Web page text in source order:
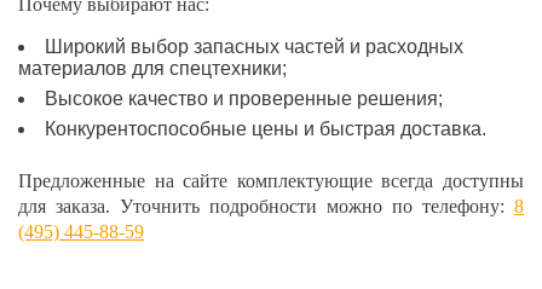
Почему выбирают нас:
Широкий выбор запасных частей и расходных
материалов для спецтехники;
Высокое качество и проверенные решения;
Конкурентоспособные цены и быстрая доставка.
Предложенные на сайте комплектующие всегда доступны
для заказа. Уточнить подробности можно по телефону: 8
(495) 445-88-59